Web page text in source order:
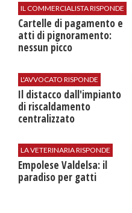
IL COMMERCIALISTA RISPONDE
Cartelle di pagamento e
atti di pignoramento:
nessun picco
L'AVVOCATO RISPONDE
Il distacco dall'impianto
di riscaldamento
centralizzato
LA VETERINARIA RISPONDE
Empolese Valdelsa: il
paradiso per gatti